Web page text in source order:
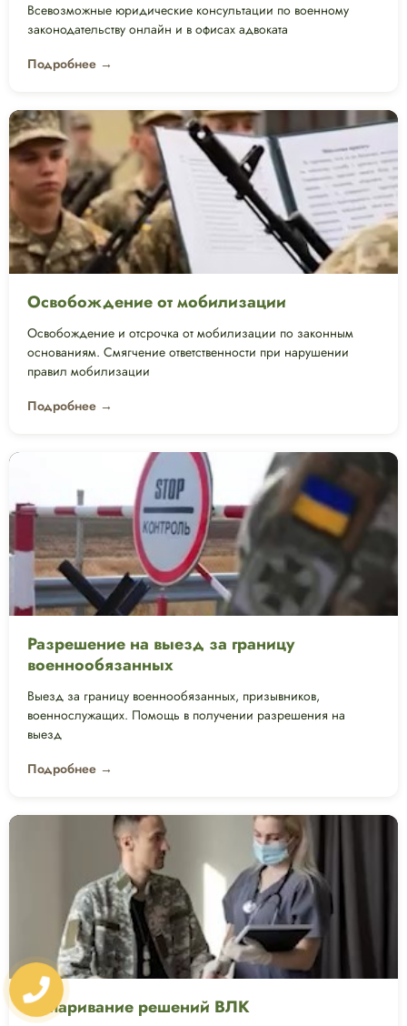
Всевозможные юридические консультации по военному
законодательству онлайн и в офисах адвоката
Подробнее →
Освобождение от мобилизации
Освобождение и отсрочка от мобилизации по законным
основаниям. Смягчение ответственности при нарушении
правил мобилизации
Подробнее →
Разрешение на выезд за границу
военнообязанных
Выезд за границу военнообязанных, призывников,
военнослужащих. Помощь в получении разрешения на
выезд
Подробнее →
Оспаривание решений ВЛК